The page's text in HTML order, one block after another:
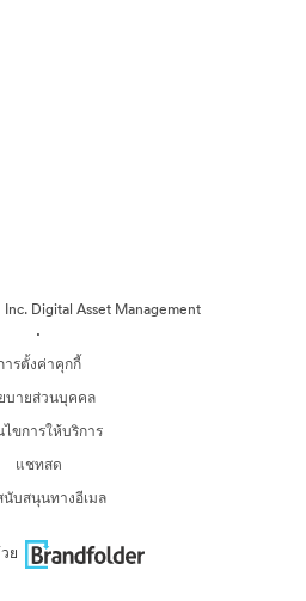
Digital Asset Management
·
ารตั้งค่าคุกกี้
บายส่วนบุคคล
ไขการให้บริการ
แชทสด
นับสนุนทางอีเมล
ย